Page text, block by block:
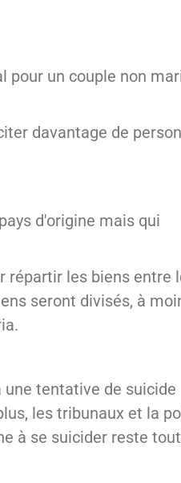
pour un couple non
davantage de
d'origine mais qui
répartir les biens entre
seront divisés, à
tentative de suicide
les tribunaux et la
à se suicider reste